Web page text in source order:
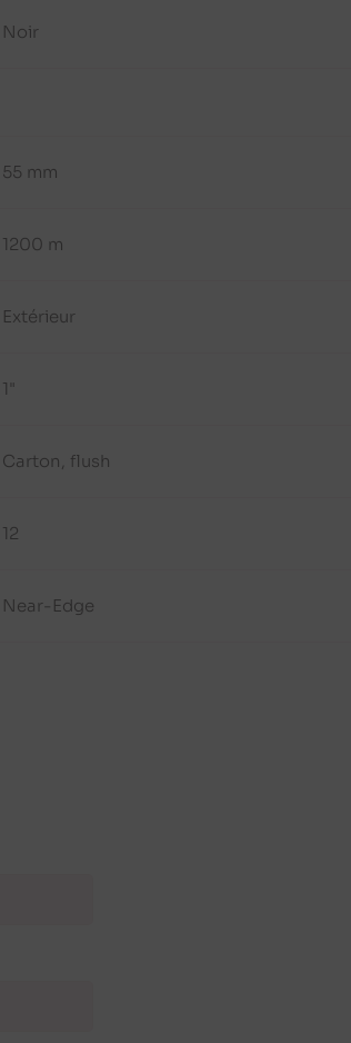
Noir
55 mm
1200 m
Extérieur
1"
Carton, flush
12
Near-Edge